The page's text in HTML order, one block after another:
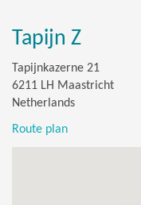
Tapijn Z
Tapijnkazerne 21
6211 LH Maastricht
Netherlands
Route plan